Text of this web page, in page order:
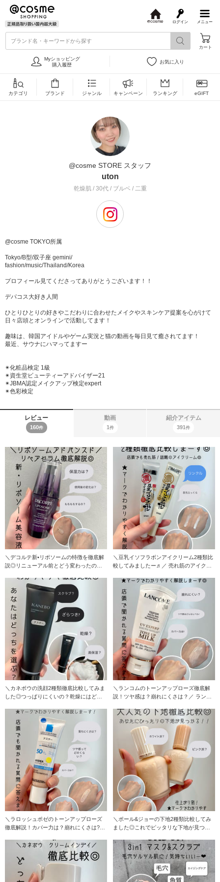
メニュー
ログイン
s
ブランド名・キーワードから探す
カート
Myショッピング
購入履歴
お気に入り
カテゴリ ブランド ジャンル キャンペーン ランキング eGIFT
@cosme STORE スタッフ
uton
乾燥肌 / 30代 / ブルベ / 二重
@cosme TOKYO所属
Tokyo/B型/双子座 gemini/
fashion/music/Thailand/Korea
プロフィール見てくださってありがとうございます！！
デパコス大好き人間
ひとりひとりの好きやこだわりに合わせたメイクやスキンケア提案を心がけて
日々店頭とオンラインで活動してます！
趣味は、韓国アイドルやゲーム実況と猫の動画を毎日見て癒されてます！
最近、サウナにハマってますー
✴︎化粧品検定 1級
✴︎資生堂ビューティーアドバイザー21
✴︎JBMA認定メイクアップ検定expert
✴︎色彩検定
レビュー
160件
動画
1件
紹介アイテム
391件
＼デコルテ新•リポソームの特徴を徹底解
説◎リニューアル前とどう変わったの？
＼豆乳イソフラボンアイクリーム2種類比
較してみましたー♬／ 売れ筋のアイクリ
＼カネボウの洗顔2種類徹底比較してみま
した◎つっぱりにくいの？乾燥にはどっ
＼ランコムのトーンアップローズ徹底解
説！ツヤ感は？崩れにくさは？／ ランコ
＼ラロッシュポゼのトーンアップローズ
徹底解説！カバー力は？崩れにくさは?／
＼ポール&ジョーの下地2種類比較してみ
ました◎これでピッタリな下地が見つか